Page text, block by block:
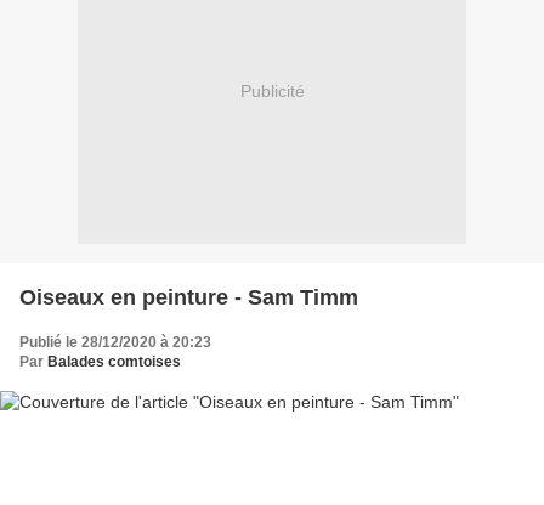
Publicité
Oiseaux en peinture - Sam Timm
Publié le 28/12/2020 à 20:23
Par Balades comtoises